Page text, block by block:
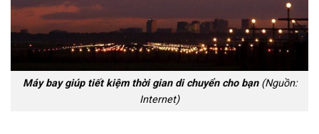
Máy bay giúp tiết kiệm thời gian di chuyển cho bạn(Nguồn:
Internet)